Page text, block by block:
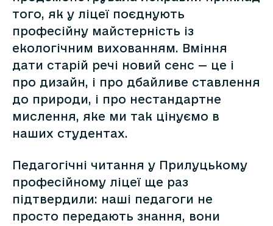
того, як у ліцеї поєднують
професійну майстерність із
екологічним вихованням. Вміння
дати старій речі новий сенс — це і
про дизайн, і про дбайливе ставлення
до природи, і про нестандартне
мислення, яке ми так цінуємо в
наших студентах.
Педагогічні читання у Прилуцькому
професійному ліцеї ще раз
підтвердили: наші педагоги не
просто передають знання, вони